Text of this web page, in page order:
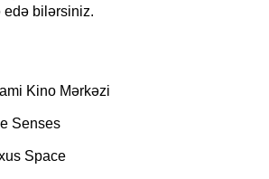
edə bilərsiniz.
Kino Mərkəzi
Senses
Space